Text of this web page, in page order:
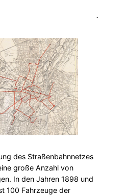
.
des Straßenbahnnetzes
große Anzahl von
In den Jahren 1898 und
100 Fahrzeuge der